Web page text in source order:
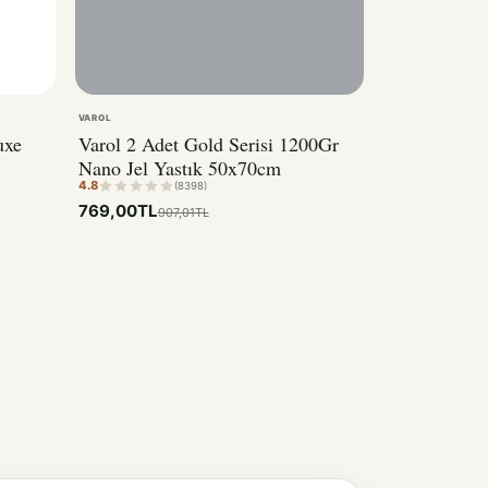
VAROL
Varol 2 Adet Gold Serisi 1200Gr
Nano Jel Yastık 50x70cm
4.8 (8398)
769,00TL907,01TL